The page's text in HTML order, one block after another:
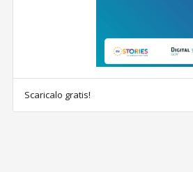
Scaricalo gratis!